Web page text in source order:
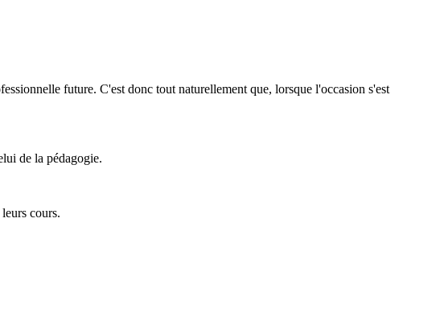
future. C'est donc tout naturellement que, lorsque l'occasion s'est
de la pédagogie.
cours.